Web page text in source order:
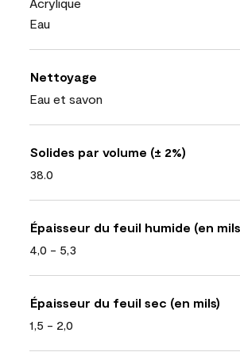
Eau
Nettoyage
Eau et savon
Solides par volume (± 2%)
38.0
Épaisseur du feuil humide (en
4,0 - 5,3
Épaisseur du feuil sec (en mils)
1,5 - 2,0